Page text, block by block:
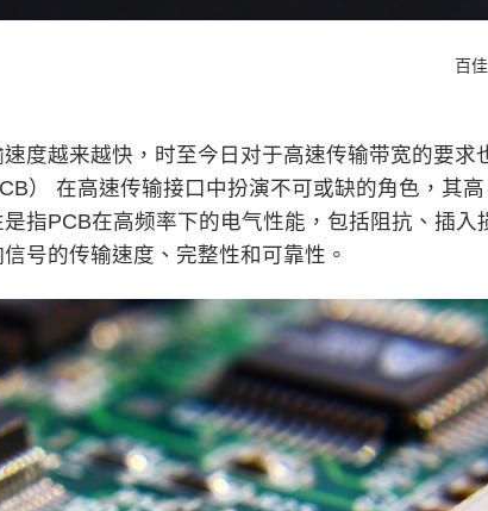
百
度越来越快，时至今日对于高速传输带宽的要求
） 在高速传输接口中扮演不可或缺的角色，其高
指PCB在高频率下的电气性能，包括阻抗、插入
号的传输速度、完整性和可靠性。